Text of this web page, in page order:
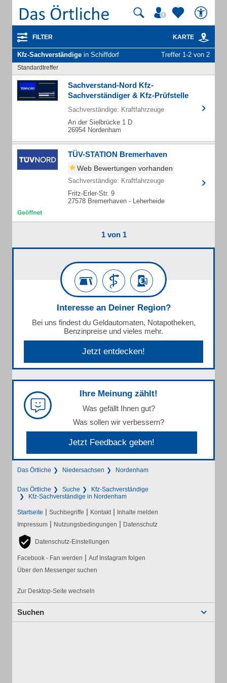
FILTER KARTE
Kfz-Sachverständige in Schiffdorf Treffer 1-2 von 2
Standardtreffer
Sachverstand-Nord Kfz-
Sachverständiger & Kfz-Prüfstelle
Sachverständige: Kraftfahrzeuge
An der Sielbrücke 1 D
26954 Nordenham
TÜV-STATION Bremerhaven
Web Bewertungen vorhanden
Sachverständige: Kraftfahrzeuge
Fritz-Erler-Str. 9
27578 Bremerhaven - Leherheide
1 von 1
Interesse an Deiner Region?
Bei uns findest du Geldautomaten, Notapotheken,
Benzinpreise und vieles mehr.
Jetzt entdecken!
Ihre Meinung zählt!
Was gefällt Ihnen gut?
Was sollen wir verbessern?
Jetzt Feedback geben!
Das Örtliche Niedersachsen Nordenham
Das Örtliche Suche
Kfz-Sachverständige
Kfz-Sachverständige in Nordenham
Startseite | Suchbegriffe | Kontakt | Inhalte melden
Impressum | Nutzungsbedingungen | Datenschutz
Datenschutz-Einstellungen
Facebook - Fan werden | Auf Instagram folgen
Über den Messenger suchen
Zur Desktop-Seite wechseln
Suchen